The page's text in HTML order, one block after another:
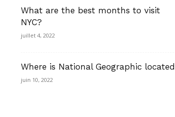
What are the best months to visit
NYC?
juillet 4, 2022
Where is National Geographic
juin 10, 2022